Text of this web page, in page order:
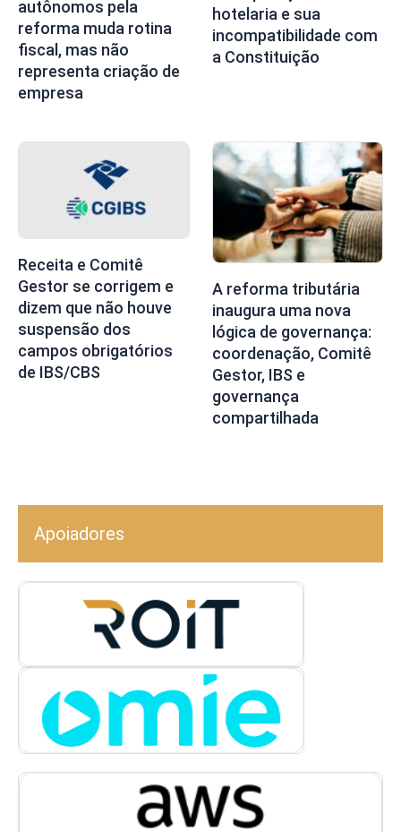
autônomos pela
reforma muda rotina
fiscal, mas não
representa criação de
empresa
hotelaria e sua
incompatibilidade com
a Constituição
Receita e Comitê
Gestor se corrigem e
dizem que não houve
suspensão dos
campos obrigatórios
de IBS/CBS
A reforma tributária
inaugura uma nova
lógica de governança:
coordenação, Comitê
Gestor, IBS e
governança
compartilhada
Apoiadores